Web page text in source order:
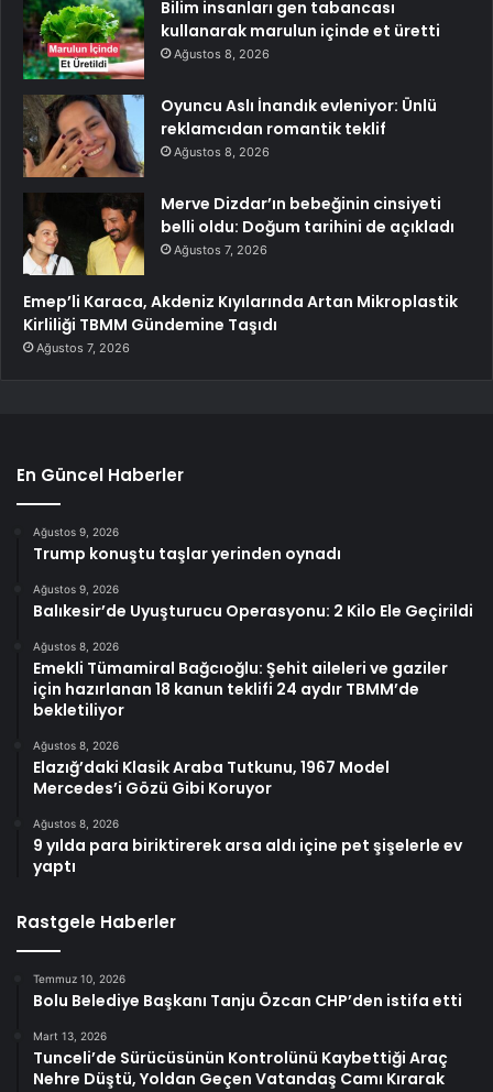
Bilim insanları gen tabancası
kullanarak marulun içinde et üretti
Ağustos 8, 2026
Oyuncu Aslı İnandık evleniyor: Ünlü
reklamcıdan romantik teklif
Ağustos 8, 2026
Merve Dizdar’ın bebeğinin cinsiyeti
belli oldu: Doğum tarihini de açıkladı
Ağustos 7, 2026
Emep’li Karaca, Akdeniz Kıyılarında Artan Mikroplastik
Kirliliği TBMM Gündemine Taşıdı
Ağustos 7, 2026
En Güncel Haberler
Ağustos 9, 2026
Trump konuştu taşlar yerinden oynadı
Ağustos 9, 2026
Balıkesir’de Uyuşturucu Operasyonu: 2 Kilo Ele Geçirildi
Ağustos 8, 2026
Emekli Tümamiral Bağcıoğlu: Şehit aileleri ve gaziler
için hazırlanan 18 kanun teklifi 24 aydır TBMM’de
bekletiliyor
Ağustos 8, 2026
Elazığ’daki Klasik Araba Tutkunu, 1967 Model
Mercedes’i Gözü Gibi Koruyor
Ağustos 8, 2026
9 yılda para biriktirerek arsa aldı içine pet şişelerle ev
yaptı
Rastgele Haberler
Temmuz 10, 2026
Bolu Belediye Başkanı Tanju Özcan CHP’den istifa etti
Mart 13, 2026
Tunceli’de Sürücüsünün Kontrolünü Kaybettiği Araç
Nehre Düştü, Yoldan Geçen Vatandaş Camı Kırarak